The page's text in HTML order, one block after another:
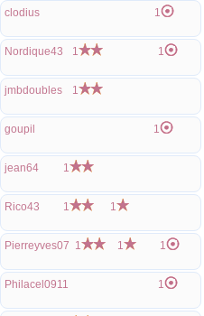
clodius 1
Nordique43 1 1
jmbdoubles 1
goupil 1
jean64 1
Rico43 1 1
Pierreyves07 1 1 1
Philacel0911 1